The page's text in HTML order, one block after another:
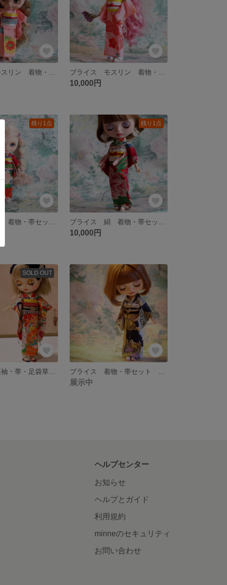
10,000円
残り1点 残り1点
10,000円
SOLD OUT
展示中
ヘルプセンター
お知らせ
ヘルプとガイド
利用規約
minneのセキュリティ
お問い合わせ